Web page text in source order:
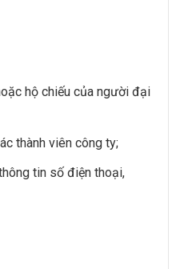
hộ chiếu của người đại
thành viên công ty;
tin số điện thoại,